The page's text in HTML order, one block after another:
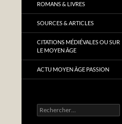
ROMANS & LIVRES
SOURCES & ARTICLES
CITATIONS MÉDIÉVALES OU SUR
LE MOYEN ÂGE
ACTU MOYEN ÂGE PASSION
Rechercher :